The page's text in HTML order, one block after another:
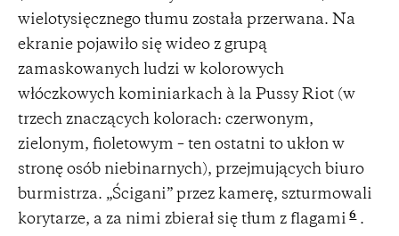
wielotysięcznego tłumu została przerwana. Na
ekranie pojawiło się wideo z grupą
zamaskowanych ludzi w kolorowych
włóczkowych kominiarkach à la Pussy Riot (w
trzech znaczących kolorach: czerwonym,
zielonym, fioletowym – ten ostatni to ukłon w
stronę osób niebinarnych), przejmujących biuro
burmistrza. „Ścigani” przez kamerę, szturmowali
korytarze, a za nimi zbierał się tłum z flagami 6 .